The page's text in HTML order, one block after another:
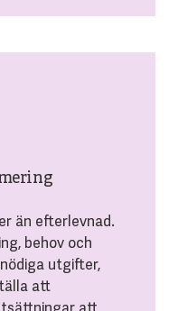
än efterlevnad.
behov och
utgifter,
att